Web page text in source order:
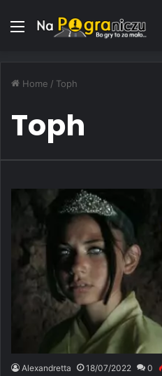
Menu
Home / Toph
Toph
Alexandretta 18/07/2022 0